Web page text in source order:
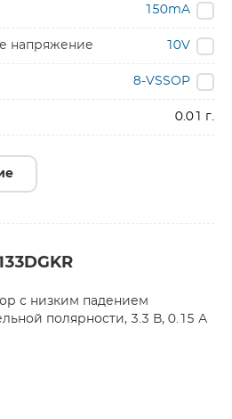
150mA
напряжение 10V
8-VSSOP
0.01 г.
с низким падением
полярности, 3.3 В, 0.15 А